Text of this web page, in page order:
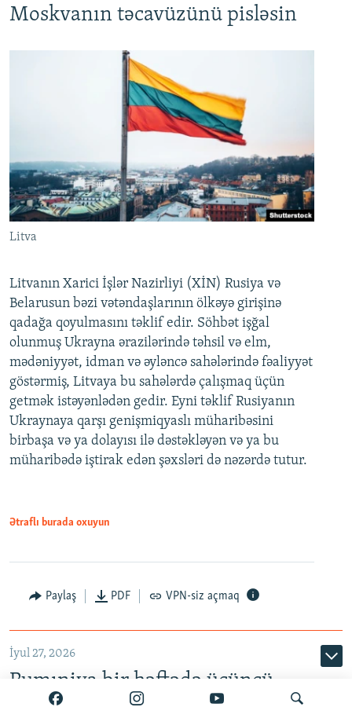
Moskvanın təcavüzünü pisləsin
Litva
Litvanın Xarici İşlər Nazirliyi (XİN) Rusiya və
Belarusun bəzi vətəndaşlarının ölkəyə girişinə
qadağa qoyulmasını təklif edir. Söhbət işğal
olunmuş Ukrayna ərazilərində təhsil və elm,
mədəniyyət, idman və əyləncə sahələrində fəaliyyət
göstərmiş, Litvaya bu sahələrdə çalışmaq üçün
getmək istəyənlədən gedir. Eyni təklif Rusiyanın
Ukraynaya qarşı genişmiqyaslı müharibəsini
birbaşa və ya dolayısı ilə dəstəkləyən və ya bu
müharibədə iştirak edən şəxsləri də nəzərdə tutur.
Ətraflı burada oxuyun
Paylaş PDF VPN-siz açmaq
İyul 27, 2026
Rumıniya bir həftədə üçüncü
Rusiya dronunu vurduğunu